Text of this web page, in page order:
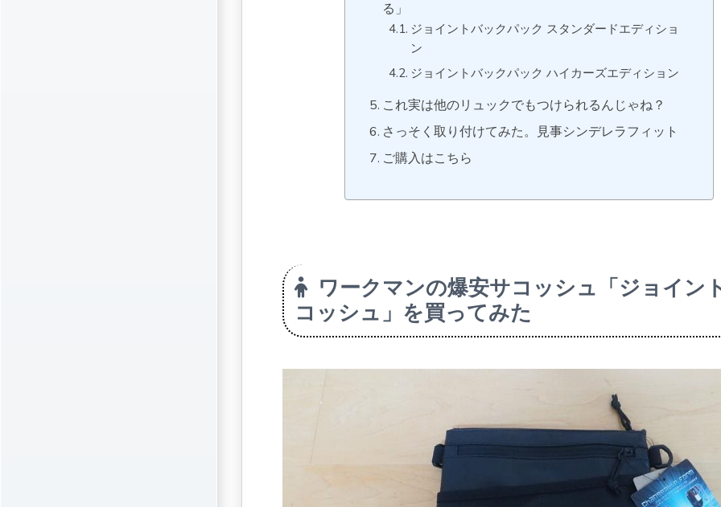
る」
ジョイントバックパック スタンダードエディショ
ン
ジョイントバックパック ハイカーズエディション
これ実は他のリュックでもつけられるんじゃね？
さっそく取り付けてみた。見事シンデレラフィット
ご購入はこちら
ワークマンの爆安サコッシュ「ジョイン
コッシュ」を買ってみた